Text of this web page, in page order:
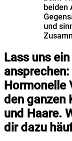
beiden
und
Lass uns
Hormonelle
den ganzen
und Haare.
dir dazu